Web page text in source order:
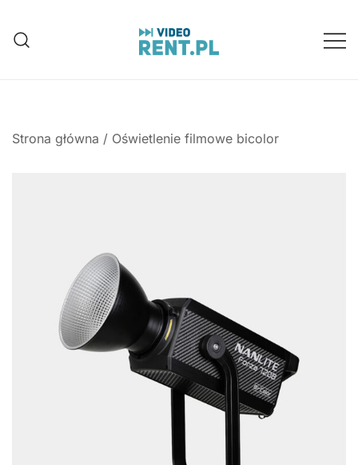
treści
Strona główna / Oświetlenie filmowe bicolor